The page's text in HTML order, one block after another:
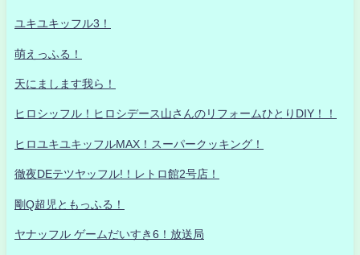
ユキユキッフル3！
萌えっふる！
天にまします我ら！
ヒロシッフル！ヒロシデース山さんのリフォームひとりDIY！！
ヒロユキユキッフルMAX！スーパークッキング！
徹夜DEテツヤッフル!！レトロ館2号店！
剛Q超児ともっふる！
ヤナッフル ゲームだいすき6！放送局